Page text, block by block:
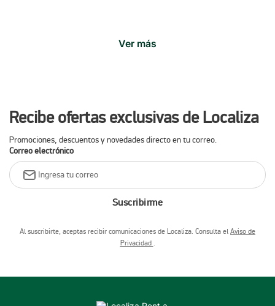
Ver más
Recibe ofertas exclusivas de Localiza
Promociones, descuentos y novedades directo en tu correo.
Correo electrónico
Suscribirme
Al suscribirte, aceptas recibir comunicaciones de Localiza. Consulta el Aviso de
Privacidad .